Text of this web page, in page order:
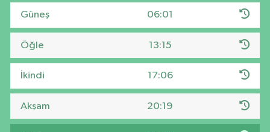
Güneş 06:01
Öğle 13:15
İkindi 17:06
Akşam 20:19